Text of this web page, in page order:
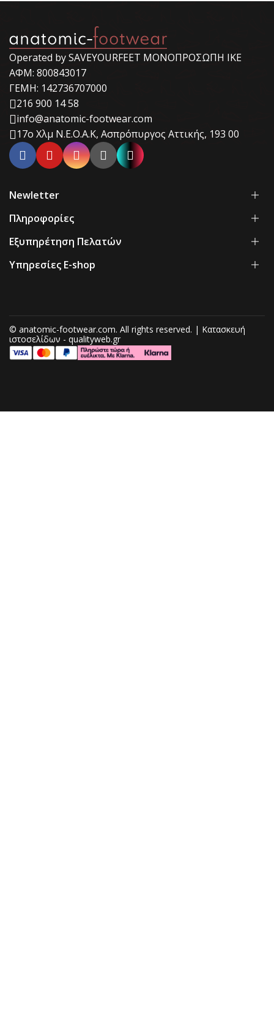
Operated by SAVEYOURFEET ΜΟΝΟΠΡΟΣΩΠΗ ΙΚΕ
ΑΦΜ: 800843017
ΓΕΜΗ: 142736707000
216 900 14 58
info@anatomic-footwear.com
17ο Χλμ Ν.Ε.Ο.Α.Κ, Ασπρόπυργος Αττικής, 193 00
Newletter
Πληροφορίες
Εξυπηρέτηση Πελατών
Υπηρεσίες E-shop
© anatomic-footwear.com. All rights reserved. | Κατασκευή
ιστοσελίδων - qualityweb.gr